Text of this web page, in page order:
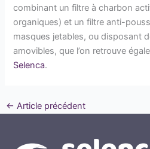
combinant un filtre à charbon
organiques) et un filtre anti-
masques jetables, ou disposant
amovibles, que l’on retrouve
Selenca.
← Article précédent